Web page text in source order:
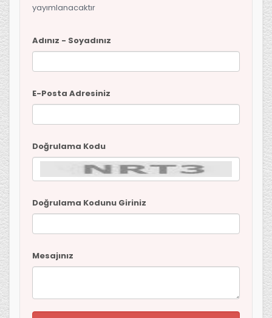
yayımlanacaktır
Adınız - Soyadınız
E-Posta Adresiniz
Doğrulama Kodu
Doğrulama Kodunu Giriniz
Mesajınız